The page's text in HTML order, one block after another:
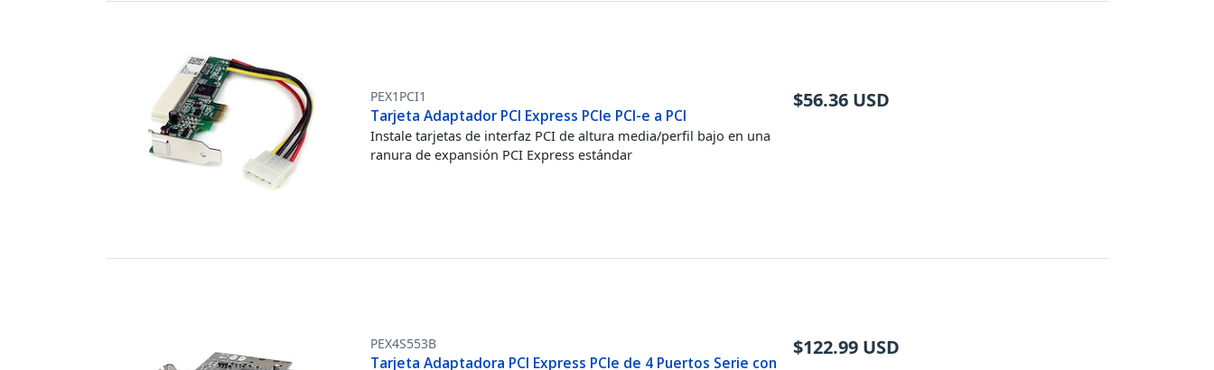
PEX1PCI1
Tarjeta Adaptador PCI Express PCIe PCI-e a PCI
Instale tarjetas de interfaz PCI de altura media/perfil bajo en una
ranura de expansión PCI Express estándar
$56.36 USD
PEX4S553B
Tarjeta Adaptadora PCI Express PCIe de 4 Puertos Serie con
$122.99 USD